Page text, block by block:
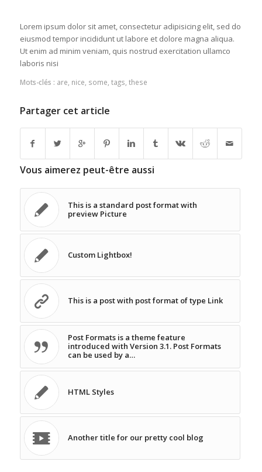
Lorem ipsum dolor sit amet, consectetur adipisicing elit, sed do
eiusmod tempor incididunt ut labore et dolore magna aliqua.
Ut enim ad minim veniam, quis nostrud exercitation ullamco
laboris nisi
Mots-clés : are, nice, some, tags, these
Partager cet article
Vous aimerez peut-être aussi
This is a standard post format with
preview Picture
Custom Lightbox!
This is a post with post format of type Link
Post Formats is a theme feature
introduced with Version 3.1. Post Formats
can be used by a…
HTML Styles
Another title for our pretty cool blog